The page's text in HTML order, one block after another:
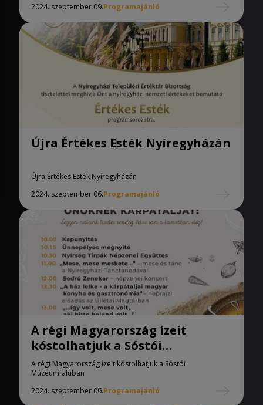
2024. szeptember 09.Programajánló
Újra Értékes Esték Nyíregyházán
Újra Értékes Esték Nyíregyházán
2024. szeptember 06.Programajánló
A régi Magyarország ízeit
kóstolhatjuk a Sóstói
Múzeumfaluban
A régi Magyarország ízeit kóstolhatjuk a Sóstói
Múzeumfaluban
2024. szeptember 06.Programajánló